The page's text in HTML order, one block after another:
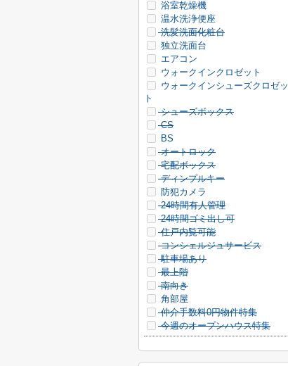
浴室乾燥機
温水洗浄便座
洗髪洗面化粧台
独立洗面台
エアコン
ウォークインクロゼット
ウォークインシューズクロゼッ
ト
シューズボックス
CS
BS
オートロック
宅配ボックス
ディンプルキー
防犯カメラ
24時間有人管理
24時間ゴミ出し可
住戸内覧可能
コンシェルジュサービス
駐車場あり
最上階
南向き
角部屋
仲介手数料0円物件特集
今週のオープンハウス特集